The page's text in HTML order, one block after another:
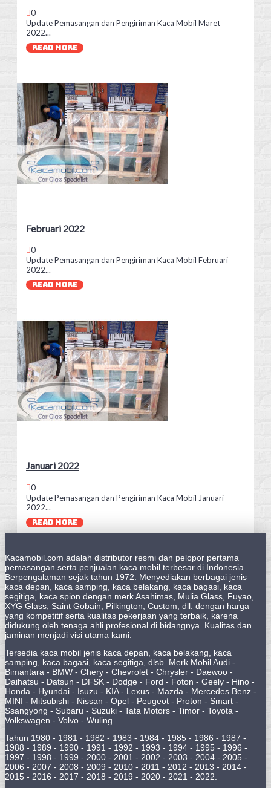
0
Update Pemasangan dan Pengiriman Kaca Mobil Maret
2022...
READ MORE
Februari 2022
0
Update Pemasangan dan Pengiriman Kaca Mobil Februari
2022...
READ MORE
Januari 2022
0
Update Pemasangan dan Pengiriman Kaca Mobil Januari
2022...
READ MORE
Kacamobil.com adalah distributor resmi dan pelopor pertama
pemasangan serta penjualan kaca mobil terbesar di Indonesia.
Berpengalaman sejak tahun 1972. Menyediakan berbagai jenis
kaca depan, kaca samping, kaca belakang, kaca bagasi, kaca
segitiga, kaca spion dengan merk Asahimas, Mulia Glass, Fuyao,
XYG Glass, Saint Gobain, Pilkington, Custom, dll. dengan harga
yang kompetitif serta kualitas pekerjaan yang terbaik, karena
didukung oleh tenaga ahli profesional di bidangnya. Kualitas dan
jaminan menjadi visi utama kami.
Tersedia kaca mobil jenis kaca depan, kaca belakang, kaca
samping, kaca bagasi, kaca segitiga, dlsb. Merk Mobil Audi -
Bimantara - BMW - Chery - Chevrolet - Chrysler - Daewoo -
Daihatsu - Datsun - DFSK - Dodge - Ford - Foton - Geely - Hino -
Honda - Hyundai - Isuzu - KIA - Lexus - Mazda - Mercedes Benz -
MINI - Mitsubishi - Nissan - Opel - Peugeot - Proton - Smart -
Ssangyong - Subaru - Suzuki - Tata Motors - Timor - Toyota -
Volkswagen - Volvo - Wuling.
Tahun 1980 - 1981 - 1982 - 1983 - 1984 - 1985 - 1986 - 1987 -
1988 - 1989 - 1990 - 1991 - 1992 - 1993 - 1994 - 1995 - 1996 -
1997 - 1998 - 1999 - 2000 - 2001 - 2002 - 2003 - 2004 - 2005 -
2006 - 2007 - 2008 - 2009 - 2010 - 2011 - 2012 - 2013 - 2014 -
2015 - 2016 - 2017 - 2018 - 2019 - 2020 - 2021 - 2022.